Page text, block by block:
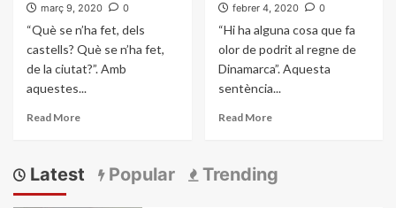
març 9, 2020
0
“Què se n’ha fet, dels
castells? Què se n’ha fet,
de la ciutat?”. Amb
aquestes...
Read More
febrer 4, 2020
0
“Hi ha alguna cosa que fa
olor de podrit al regne de
Dinamarca”. Aquesta
sentència...
Read More
Latest Popular Trending